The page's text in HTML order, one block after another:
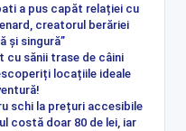
a pus capăt relației cu
creatorul berăriei
și singură”
cu sănii trase de câini
locațiile ideale
schi la prețuri accesibile
costă doar 80 de lei, iar